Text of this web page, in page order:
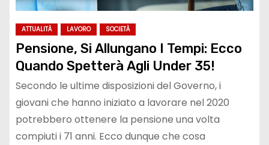
ATTUALITÀ LAVORO SOCIETÀ
Pensione, Si Allungano I Tempi: Ecco
Quando Spetterà Agli Under 35!
Secondo le ultime disposizioni del Governo, i
giovani che hanno iniziato a lavorare nel 2020
potrebbero ottenere la pensione una volta
compiuti i 71 anni. Ecco dunque che cosa